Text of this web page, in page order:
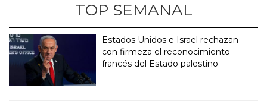
TOP SEMANAL
Estados Unidos e Israel rechazan
con firmeza el reconocimiento
francés del Estado palestino